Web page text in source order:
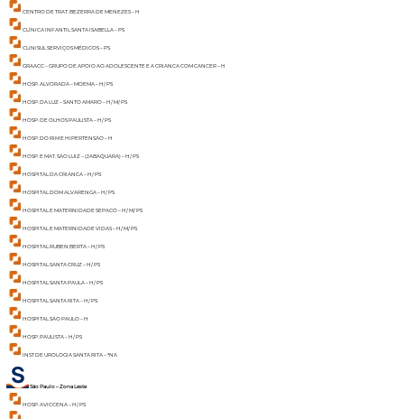
CENTRO DE TRAT. BEZERRA DE MENEZES – H
CLÍNICA INFANTIL SANTA ISABELLA – PS
CLINISUL SERVIÇOS MÉDICOS – PS
GRAACC – GRUPO DE APOIO AO ADOLESCENTE E A CRIANCA COM CANCER – H
HOSP. ALVORADA – MOEMA – H/ PS
HOSP. DA LUZ – SANTO AMARO – H/ M/ PS
HOSP. DE OLHOS PAULISTA – H/ PS
HOSP. DO RIM E HIPERTENSÃO – H
HOSP. E MAT. SÃO LUIZ – (JABAQUARA) – H/ PS
HOSPITAL DA CRIANCA – H/ PS
HOSPITAL DOM ALVARENGA – H/ PS
HOSPITAL E MATERNIDADE SEPACO – H/ M/ PS
HOSPITAL E MATERNIDADE VIDAS – H/ M/ PS
HOSPITAL RUBEN BERTA – H/ PS
HOSPITAL SANTA CRUZ – H/ PS
HOSPITAL SANTA PAULA – H/ PS
HOSPITAL SANTA RITA – H/ PS
HOSPITAL SÃO PAULO – H
HOSP. PAULISTA – H/ PS
INST DE UROLOGIA SANTA RITA – *NA
São Paulo – Zona Leste
HOSP. AVICCENA – H/ PS